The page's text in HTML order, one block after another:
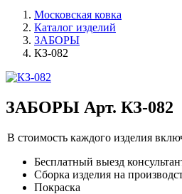
Московская ковка
Каталог изделий
ЗАБОРЫ
КЗ-082
ЗАБОРЫ Арт. КЗ-082
В стоимость каждого изделия
Бесплатный выезд
Сборка изделия на
Покраска